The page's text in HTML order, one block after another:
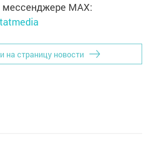
мессенджере MАХ:
на страницу новости